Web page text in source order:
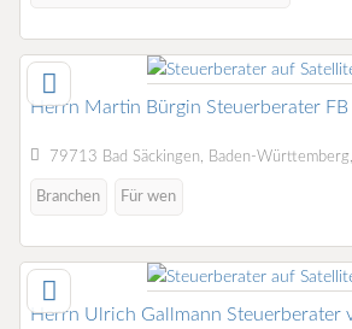
Herrn Martin Bürgin Steuerberater FB
79713 Bad Säckingen, Baden-
Branchen Für wen
Herrn Ulrich Gallmann Steuerberater